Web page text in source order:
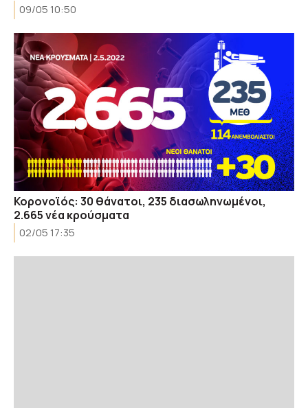
09/05 10:50
Κορονοϊός: 30 θάνατοι, 235 διασωληνωμένοι,
2.665 νέα κρούσματα
02/05 17:35